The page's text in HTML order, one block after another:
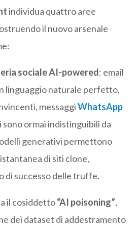
individua quattro aree
il nuovo arsenale
sociale AI-powered: email
linguaggio naturale perfetto,
messaggiWhatsApp
sono ormai indistinguibili da
generativi permettono
di siti clone,
di successo delle truffe.
il cosiddetto“AI poisoning”,
dei dataset di addestramento